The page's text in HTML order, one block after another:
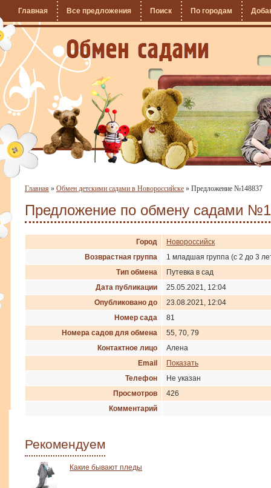
Главная Все предложения Поиск По городам
Главная » Обмен детскими садами в Новороссийске » Предложение №148837
Предложение по обмену садами
Город
Новороссийск
Возврастная группа
1 младшая группа (с 2 до 3
Тип обмена
Путевка в сад
Дата публикации
25.05.2021, 12:04
Опубликовано до
23.08.2021, 12:04
Номер сада
81
Номера садов для обмена
55, 70, 79
Контактное лицо
Алена
Email
Показать
Телефон
Не указан
Просмотров
426
Комментарий
Рекомендуем
Какие бывают пледы